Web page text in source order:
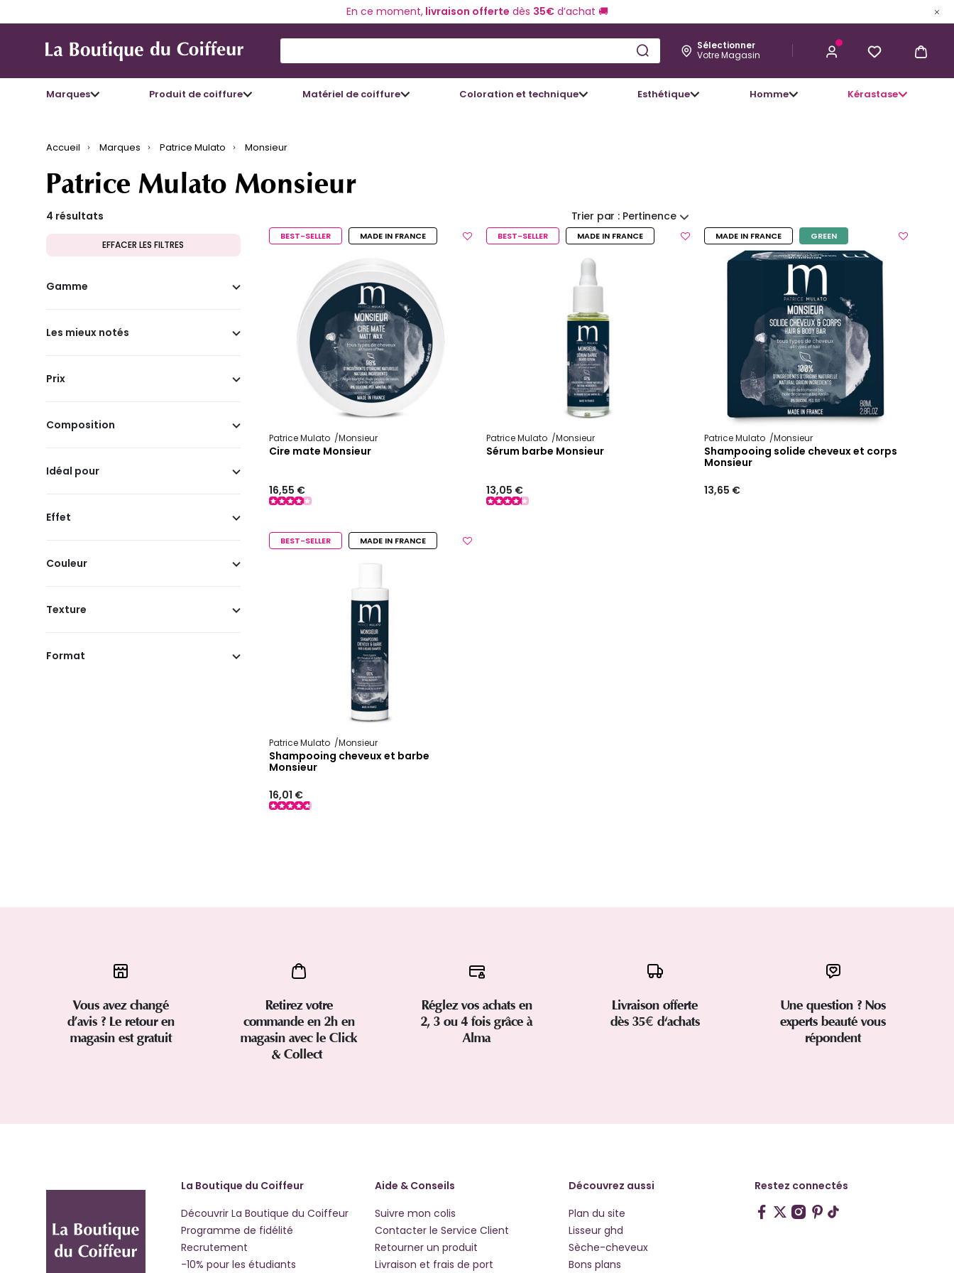
En ce moment,livraison offerte dès 35€d’achat 🚚
Sélectionner
Votre Magasin
Marques Produit de coiffure Matériel de coiffure Coloration et technique Esthétique Homme Kérastase
Accueil Marques Patrice Mulato Monsieur
Patrice Mulato Monsieur
Trier par : Pertinence
4 résultats
EFFACER LES FILTRES
Gamme
Les mieux notés
Prix
Composition
Idéal pour
Effet
Couleur
Texture
Format
BEST-SELLER MADE IN FRANCE
Patrice Mulato Monsieur
Cire mate Monsieur
16,55 €
BEST-SELLER MADE IN FRANCE
Patrice Mulato Monsieur
Sérum barbe Monsieur
13,05 €
MADE IN FRANCE GREEN
Patrice Mulato Monsieur
Shampooing solide cheveux et corps
Monsieur
13,65 €
BEST-SELLER MADE IN FRANCE
Patrice Mulato Monsieur
Shampooing cheveux et barbe
Monsieur
16,01 €
Vous avez changé
d’avis ? Le retour en
magasin est gratuit
Retirez votre
commande en 2h en
magasin avec le Click
& Collect
Réglez vos achats en
2, 3 ou 4 fois grâce à
Alma
Livraison offerte
dès 35€ d'achats
Une question ? Nos
experts beauté vous
répondent
La Boutique du Coiffeur
Découvrir La Boutique du Coiffeur
Programme de fidélité
Recrutement
-10% pour les étudiants
Aide & Conseils
Suivre mon colis
Contacter le Service Client
Retourner un produit
Livraison et frais de port
Découvrez aussi
Plan du site
Lisseur ghd
Sèche-cheveux
Bons plans
Restez connectés